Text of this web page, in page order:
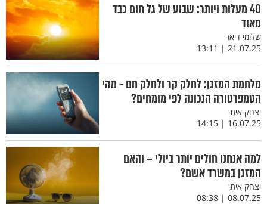
40 מעלות ויותר: שבוע של גל חום כבד
מאוד
שלומי דיאז
21.07.25 | 13:11
מלחמת המזגן: לחלק קר ולחלק חם - מהי
הטמפרטורה הנכונה לפי מומחים?
יצחק איתן
16.07.25 | 14:15
למה אנחנו חולים יותר ביולי – והאם
המזגן במשרד אשם?
יצחק איתן
08.07.25 | 08:38